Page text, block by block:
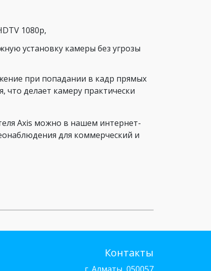
1080p,
установку камеры без угрозы
при попадании в кадр прямых
делает камеру практически
Axis можно в нашем интернет-
для коммерческий и
Контакты
г. Алматы, 050057